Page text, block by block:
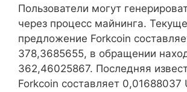
Пользователи могут
через процесс майнинга.
предложение Forkcoin
378,3685655, в обращении
362,46025867. Последняя
Forkcoin составляет 0,01688037